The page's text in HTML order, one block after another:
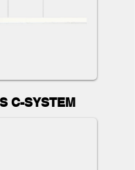
C-SYSTEM